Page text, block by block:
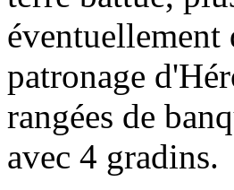
éventuellement
patronage
rangées de
avec 4 gradins.